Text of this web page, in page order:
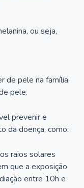
ou seja,
de pele na família;
pele.
prevenir e
da doença, como:
raios solares
que a exposição
entre 10h e